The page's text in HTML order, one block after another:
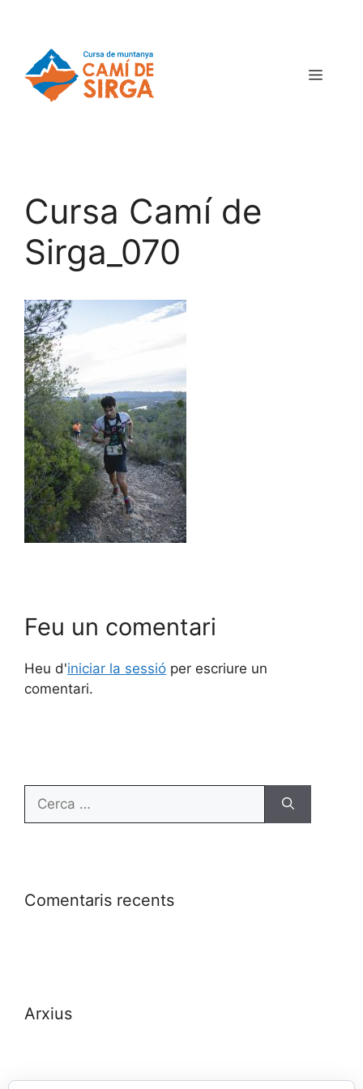
Cursa Camí de
Sirga_070
Feu un comentari
Heu d'iniciar la sessió per escriure un
comentari.
Comentaris recents
Arxius